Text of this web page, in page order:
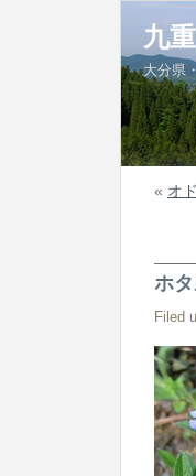
九
大分県
« オ
ホ
Filed